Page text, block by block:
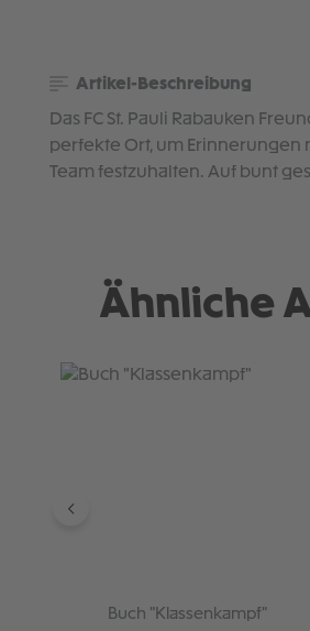
Artikel-Beschreibung
Das FC St. Pauli Rabauken
perfekte Ort, um Erinnerungen
Team festzuhalten. Auf bunt
Ähnliche
Produktgalerie überspringen
Buch "Klassenkampf"